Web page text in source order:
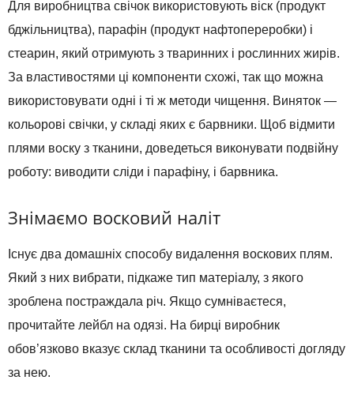
Для виробництва свічок використовують віск (продукт
бджільництва), парафін (продукт нафтопереробки) і
стеарин, який отримують з тваринних і рослинних жирів.
За властивостями ці компоненти схожі, так що можна
використовувати одні і ті ж методи чищення. Виняток —
кольорові свічки, у складі яких є барвники. Щоб відмити
плями воску з тканини, доведеться виконувати подвійну
роботу: виводити сліди і парафіну, і барвника.
Знімаємо восковий наліт
Існує два домашніх способу видалення воскових плям.
Який з них вибрати, підкаже тип матеріалу, з якого
зроблена постраждала річ. Якщо сумніваєтеся,
прочитайте лейбл на одязі. На бирці виробник
обов’язково вказує склад тканини та особливості догляду
за нею.